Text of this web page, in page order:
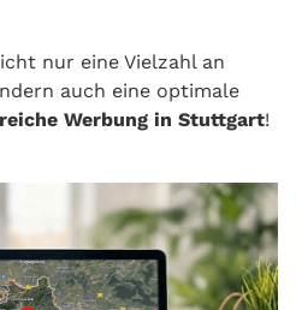
nur eine Vielzahl an
auch eine optimale
Werbung in Stuttgart!